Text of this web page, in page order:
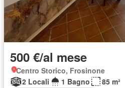
500 €/al mese
Centro Storico, Frosinone
2 Locali
1 Bagno
85 m²